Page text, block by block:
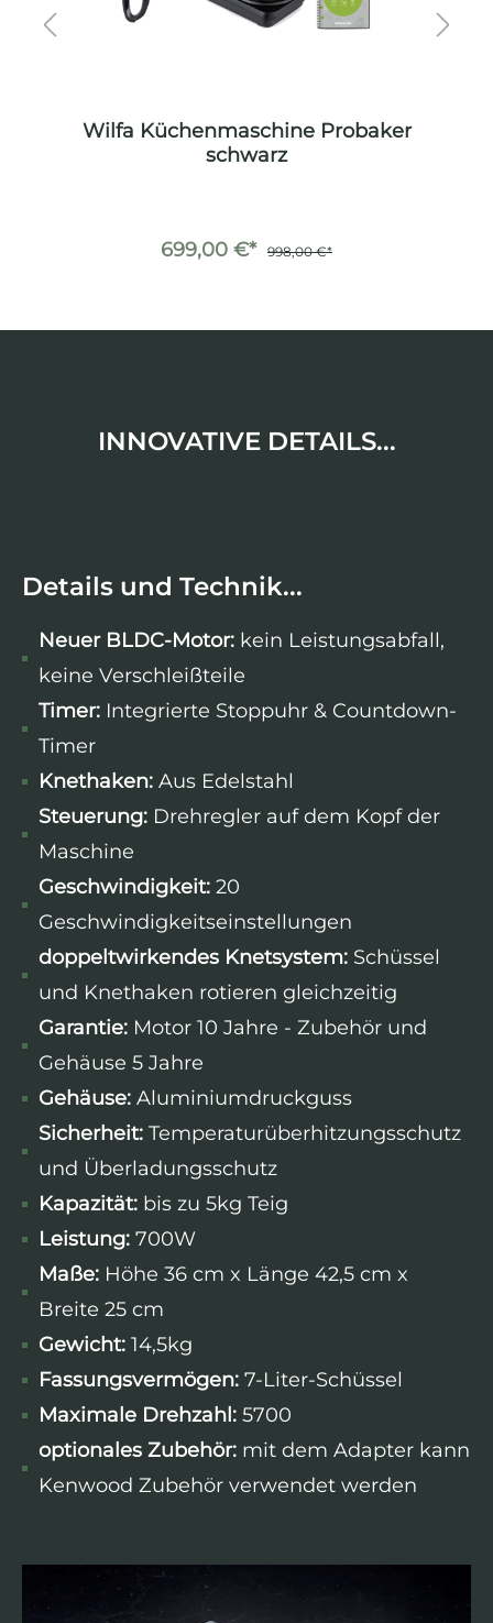
Wilfa Küchenmaschine Probaker
schwarz
699,00 €* 998,00 €*
INNOVATIVE DETAILS...
Details und Technik...
Neuer BLDC-Motor: kein Leistungsabfall,
keine Verschleißteile
Timer: Integrierte Stoppuhr & Countdown-
Timer
Knethaken: Aus Edelstahl
Steuerung: Drehregler auf dem Kopf der
Maschine
Geschwindigkeit: 20
Geschwindigkeitseinstellungen
doppeltwirkendes Knetsystem: Schüssel
und Knethaken rotieren gleichzeitig
Garantie: Motor 10 Jahre - Zubehör und
Gehäuse 5 Jahre
Gehäuse: Aluminiumdruckguss
Sicherheit: Temperaturüberhitzungsschutz
und Überladungsschutz
Kapazität: bis zu 5kg Teig
Leistung: 700W
Maße: Höhe 36 cm x Länge 42,5 cm x
Breite 25 cm
Gewicht: 14,5kg
Fassungsvermögen: 7-Liter-Schüssel
Maximale Drehzahl: 5700
optionales Zubehör: mit dem Adapter kann
Kenwood Zubehör verwendet werden